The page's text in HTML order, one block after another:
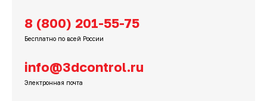
8 (800) 201-55-75
Бесплатно по всей России
info@3dcontrol.ru
Электронная почта